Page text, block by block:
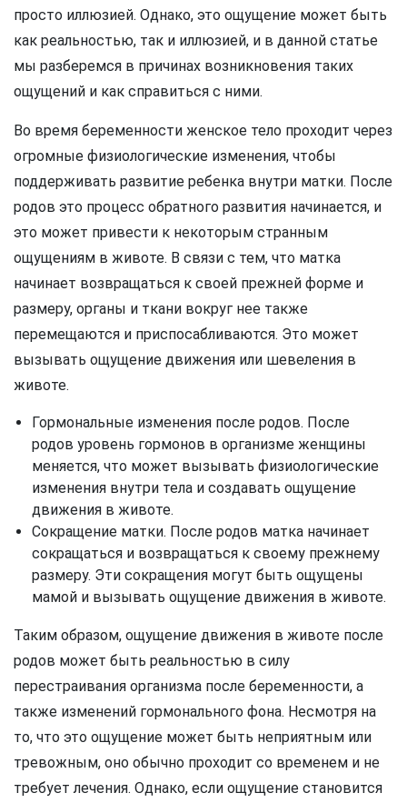
просто иллюзией. Однако, это ощущение может быть
как реальностью, так и иллюзией, и в данной статье
мы разберемся в причинах возникновения таких
ощущений и как справиться с ними.
Во время беременности женское тело проходит через
огромные физиологические изменения, чтобы
поддерживать развитие ребенка внутри матки. После
родов это процесс обратного развития начинается, и
это может привести к некоторым странным
ощущениям в животе. В связи с тем, что матка
начинает возвращаться к своей прежней форме и
размеру, органы и ткани вокруг нее также
перемещаются и приспосабливаются. Это может
вызывать ощущение движения или шевеления в
животе.
Гормональные изменения после родов. После
родов уровень гормонов в организме женщины
меняется, что может вызывать физиологические
изменения внутри тела и создавать ощущение
движения в животе.
Сокращение матки. После родов матка начинает
сокращаться и возвращаться к своему прежнему
размеру. Эти сокращения могут быть ощущены
мамой и вызывать ощущение движения в животе.
Таким образом, ощущение движения в животе после
родов может быть реальностью в силу
перестраивания организма после беременности, а
также изменений гормонального фона. Несмотря на
то, что это ощущение может быть неприятным или
тревожным, оно обычно проходит со временем и не
требует лечения. Однако, если ощущение становится